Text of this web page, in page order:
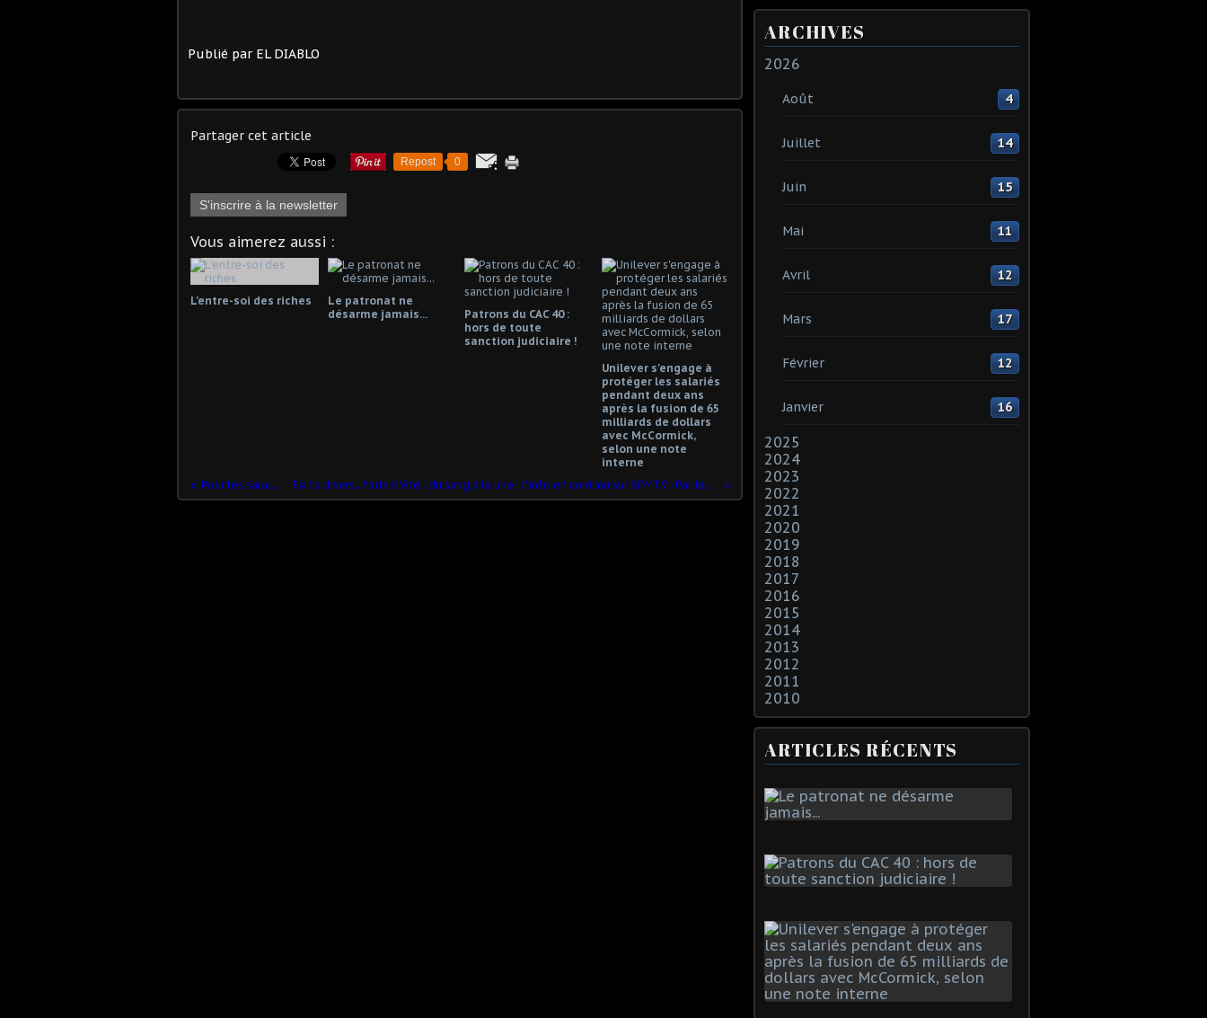
Publié par EL DIABLO
Partager cet article
Repost 0
S'inscrire à la newsletter
Vous aimerez aussi :
L'entre-soi des riches
Le patronat ne
désarme jamais...
Patrons du CAC 40 :
hors de toute
sanction judiciaire !
Unilever s'engage à
protéger les salariés
pendant deux ans
après la fusion de 65
milliards de dollars
avec McCormick,
selon une note
interne
Pour les salaires
Faits divers...faits d'été : du sang à la une : l'info en continu sur BFMTV -Par Jean LÉVY
ARCHIVES
2026
Août 4
Juillet 14
Juin 15
Mai 11
Avril 12
Mars 17
Février 12
Janvier 16
2025
2024
2023
2022
2021
2020
2019
2018
2017
2016
2015
2014
2013
2012
2011
2010
ARTICLES RÉCENTS